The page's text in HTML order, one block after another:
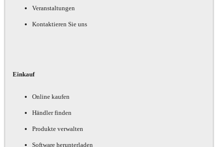
Veranstaltungen
Kontaktieren Sie uns
Einkauf
Online kaufen
Händler finden
Produkte verwalten
Software herunterladen